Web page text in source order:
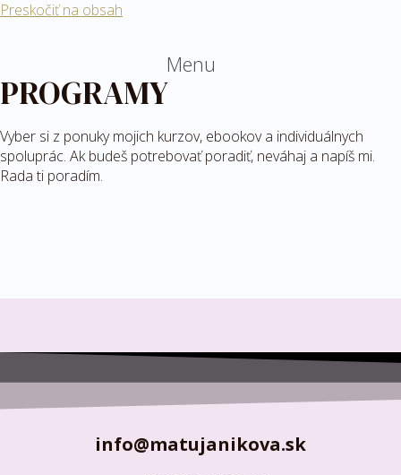
Preskočiť na obsah
Menu
PROGRAMY
Vyber si z ponuky mojich kurzov, ebookov a individuálnych
spoluprác. Ak budeš potrebovať poradiť, neváhaj a napíš mi.
Rada ti poradím.
info@matujanikova.sk